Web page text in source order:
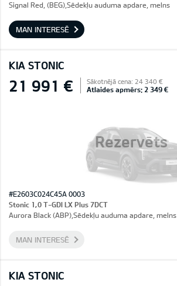
Signal Red, (BEG),Sēdekļu auduma apdare, melns
MAN INTERESĒ
KIA STONIC
Rezervēts
21 991 € Sākotnējā cena: 24 340 €
Atlaides apmērs: 2 349 €
#E2603C024C45A 0003
Stonic 1,0 T-GDI LX Plus 7DCT
Aurora Black (ABP),Sēdekļu auduma apdare, melns
MAN INTERESĒ
KIA STONIC